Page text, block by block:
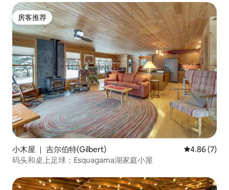
房客推荐
房客推荐
小木屋 ｜ 吉尔伯特(Gilbert) 平均评分
4.86 (7)
码头和桌上足球：Esquagama湖家庭小屋